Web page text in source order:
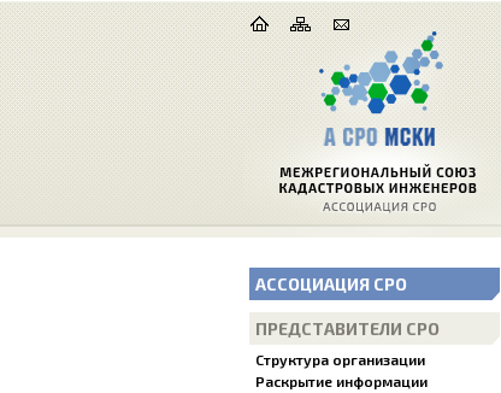
АССОЦИАЦИЯ СРО
ПРЕДСТАВИТЕЛИ СРО
Структура организации
Раскрытие информации